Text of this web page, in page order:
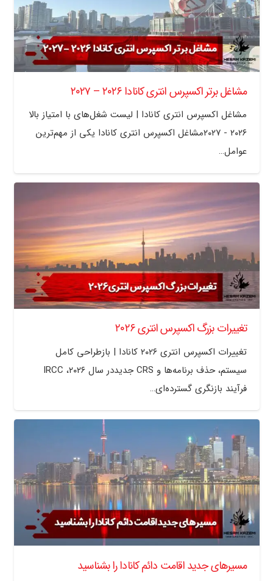
مشاغل برتر اکسپرس انتری کانادا ۲۰۲۶ – ۲۰۲۷
مشاغل اکسپرس انتری کانادا | لیست شغل‌های با امتیاز بالا
۲۰۲۶ - ۲۰۲۷مشاغل اکسپرس انتری کانادا یکی از مهم‌ترین
عوامل…
تغییرات بزرگ اکسپرس انتری ۲۰۲۶
تغییرات اکسپرس انتری ۲۰۲۶ کانادا | بازطراحی کامل
سیستم، حذف برنامه‌ها و CRS جدیددر سال ۲۰۲۶، IRCC
فرآیند بازنگری گسترده‌ای…
مسیرهای جدید اقامت دائم کانادا را بشناسید